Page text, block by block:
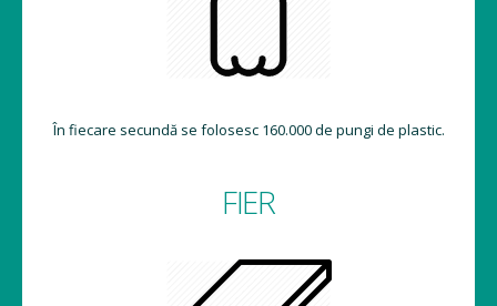
În fiecare secundă se folosesc 160.000 de pungi de plastic.
FIER